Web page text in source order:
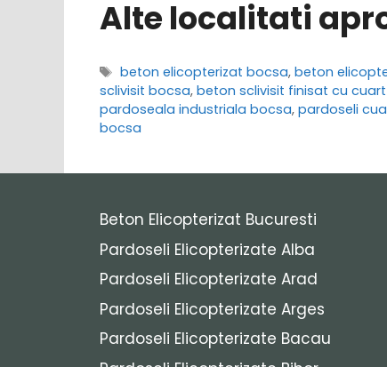
Alte localitati
Etichete
beton elicopterizat bocsa,beton
sclivisit bocsa, beton sclivisit finisat cu
pardoseala industriala bocsa, pardoseli
bocsa
Beton Elicopterizat Bucuresti
Pardoseli Elicopterizate Alba
Pardoseli Elicopterizate Arad
Pardoseli Elicopterizate Arges
Pardoseli Elicopterizate Bacau